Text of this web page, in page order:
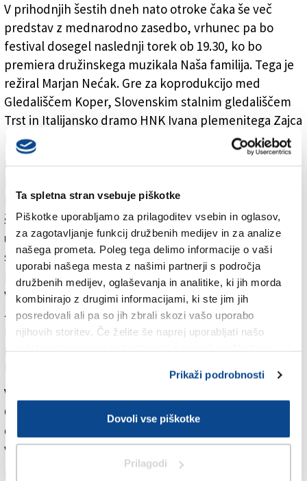
Ta spletna stran vsebuje piškotke
Piškotke uporabljamo za prilagoditev vsebin in oglasov,
za zagotavljanje funkcij družbenih medijev in za analize
našega prometa. Poleg tega delimo informacije o vaši
uporabi našega mesta z našimi partnerji s področja
družbenih medijev, oglaševanja in analitike, ki jih morda
kombinirajo z drugimi informacijami, ki ste jim jih
posredovali ali pa so jih zbrali skozi vašo uporabo
njihovih storitev. Če želite še naprej uporabljati našo
Prikaži podrobnosti
Dovoli vse piškotke
Prilagodi
V prihodnjih šestih dneh nato otroke čaka še več
predstav z mednarodno zasedbo, vrhunec pa bo
festival dosegel naslednji torek ob 19.30, ko bo
premiera družinskega muzikala Naša familija. Tega je
režiral Marjan Nećak. Gre za koprodukcijo med
Gledališčem Koper, Slovenskim stalnim gledališčem
Trst in Italijansko dramo HNK Ivana plemenitega Zajca
Reka.
Festival se bo iz gledaliških dvoran preselil tudi na
ljubljanskega lutkovnega gledališča s predstavo Škrt
škrt kra cof! v soboto obiskal koprski Martinčev trg,
ustvarjalci festivala pa so poskrbeli tudi za
spremljevalni program. Med drugim bodo naslednji
ponedeljek otroci na Verdijevi ulici v Kopru spoznavali
varno pot do gledališča, pri čemer jim bo pomagal
Zavod Varna pot. Kot je pojasnila Korenč, bodo otroci
na delavnici spoznali pomembnost varnosti v
prometu, kar je še posebej pomembno v luči
bližajočega se novega šolskega leta.
V sklopu festivala Pod svetilnikom bo Združenje
Cirkokrog otrokom v ponedeljek pripravilo tudi
delavnico Cirkuški kovček na obisku, ki je namenjen
vsem, ki se želijo naučiti cirkuških vragolij.
Festival se bo sklenil v četrtek s toplo in duhovito